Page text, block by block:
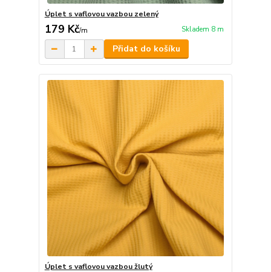
Úplet s vaflovou vazbou zelený
179 Kč/m Skladem 8 m
Přidat do košíku
Úplet s vaflovou vazbou žlutý